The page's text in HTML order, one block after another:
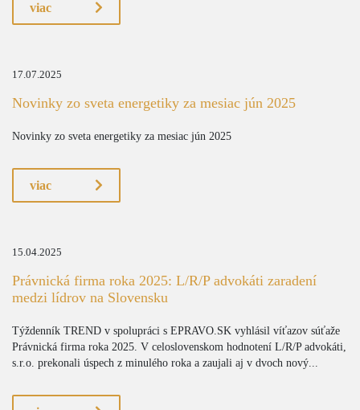
viac
17.07.2025
Novinky zo sveta energetiky za mesiac jún 2025
Novinky zo sveta energetiky za mesiac jún 2025
viac
15.04.2025
Právnická firma roka 2025: L/R/P advokáti zaradení
medzi lídrov na Slovensku
Týždenník TREND v spolupráci s EPRAVO.SK vyhlásil víťazov súťaže
Právnická firma roka 2025. V celoslovenskom hodnotení L/R/P advokáti,
s.r.o. prekonali úspech z minulého roka a zaujali aj v dvoch nový...